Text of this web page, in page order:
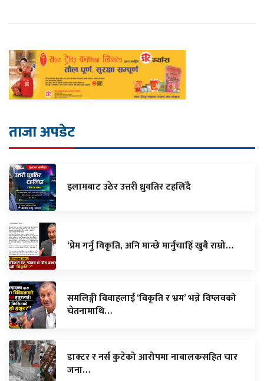
ताजा अपडेट
इलामबाट उठेर उत्तरी ध्रुवतिर टहलिँदै
‘प्रेम गर्नु विकृति, अनि मान्छे मार्नुचाहिँ खुबै राम्रो…
समलिङ्गी विवाहलाई ‘विकृति र भ्रम’ भन्ने विप्लवको
चेतनामाथि…
डाक्टर र नर्स कुटेको आरोपमा नाबालकसहित चार
जना…